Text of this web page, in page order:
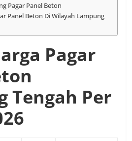
Pagar Panel Beton
Panel Beton Di Wilayah Lampung
Pagar
Tengah Per